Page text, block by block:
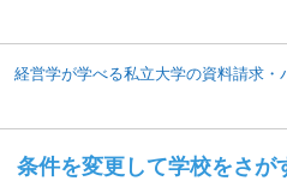
経営学が学べる私立大学の資料請求
条件を変更して学校をさが